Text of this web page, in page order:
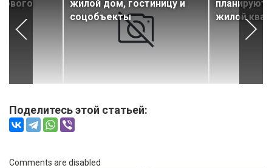
жилой дом, гостиницу и
соцобъекты
планируют
жилой
Поделитесь этой статьей:
Comments are disabled